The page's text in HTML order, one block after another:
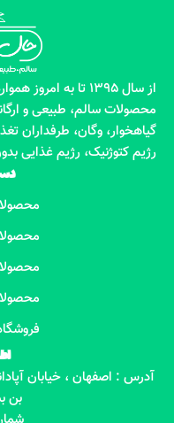
از سال 1395 تا به
محصولات سالم، طبیعی و
گیاهخوار، وگان، طرفداران
رژیم کتوژنیک، رژیم غذایی
آدرس : اصفهان ، خیابان
بن